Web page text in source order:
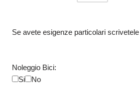
Se avete esigenze particolari
Noleggio Bici:
Si
No